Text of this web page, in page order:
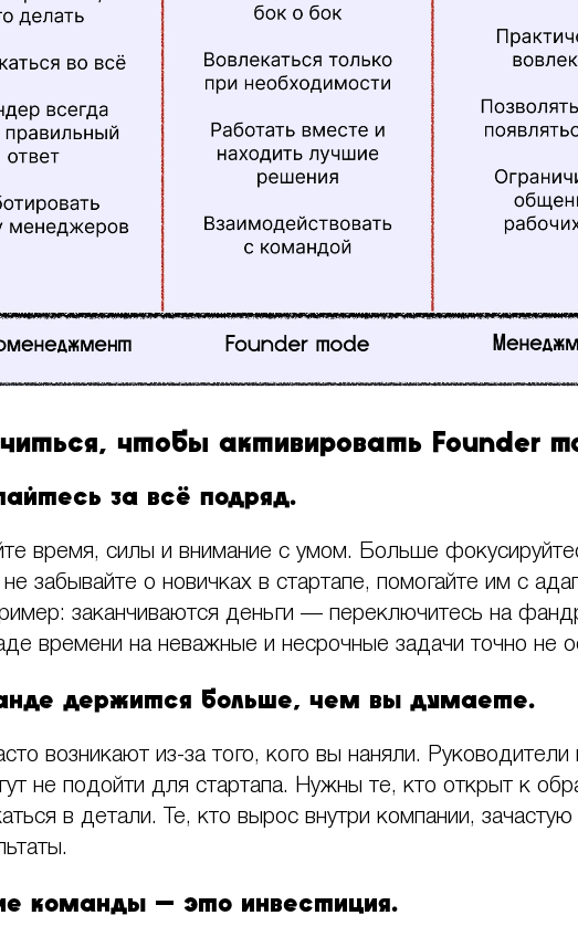
чтобы активировать Founder
за всё подряд.
время, силы и внимание с умом. Больше
забывайте о новичках в стартапе, помогайте им с
заканчиваются деньги — переключитесь на
времени на неважные и несрочные задачи точно не
держится больше, чем вы думаете.
возникают из-за того, кого вы наняли. Руководители
не подойти для стартапа. Нужны те, кто открыт к
в детали. Те, кто вырос внутри компании,
команды — это инвестиция.